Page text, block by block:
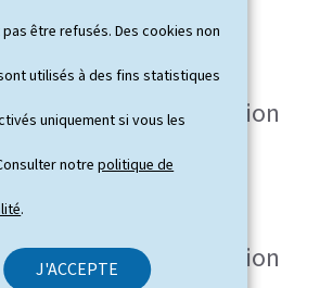
être refusés. Des cookies non
utilisés à des fins statistiques
uniquement si vous les
notrepolitique de
.
J'ACCEPTE
des consommateurs
de la réparation
Pafendall
des consommateurs
de la réparation